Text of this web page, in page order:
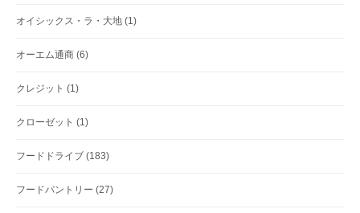
オイシックス・ラ・大地 (1)
オーエム通商 (6)
クレジット (1)
クローゼット (1)
フードドライブ (183)
フードパントリー (27)